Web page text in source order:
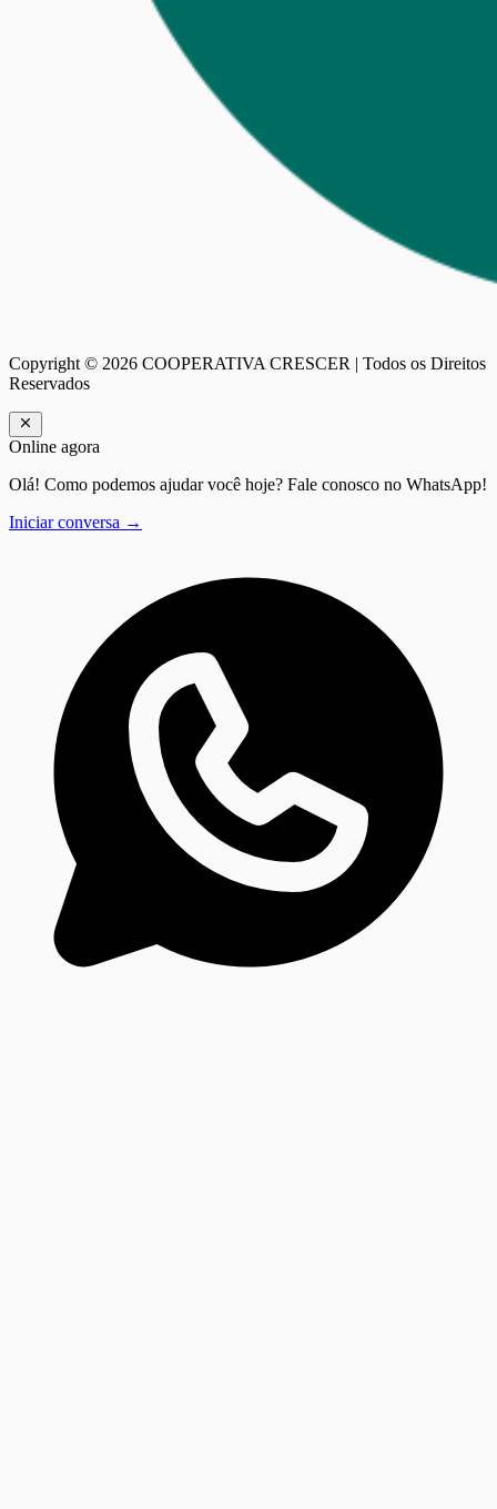
Copyright © 2026 COOPERATIVA CRESCER | Todos os Direitos
Reservados
Online agora
Olá! Como podemos ajudar você hoje? Fale conosco no WhatsApp!
Iniciar conversa →